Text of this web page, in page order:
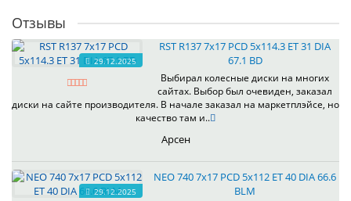
Отзывы
29.12.2025
RST R137 7x17 PCD 5x114.3 ET 31 DIA
67.1 BD
Выбирал колесные диски на многих
сайтах. Выбор был очевиден, заказал
диски на сайте производителя. В начале заказал на маркетплэйсе, но
качество там и..
Арсен
29.12.2025
NEO 740 7x17 PCD 5x112 ET 40 DIA 66.6
BLM